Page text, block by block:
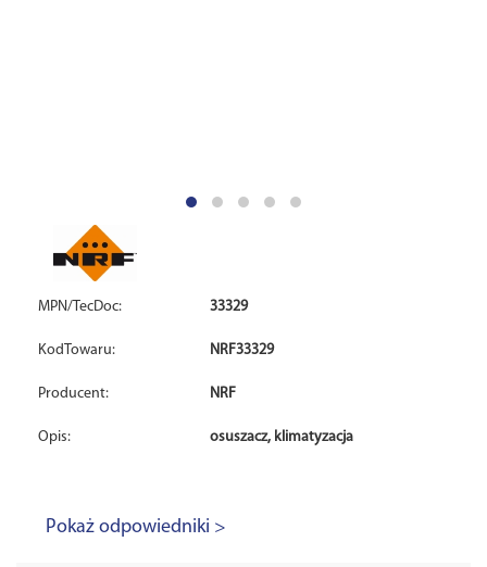
MPN/TecDoc: 33329
KodTowaru: NRF33329
Producent: NRF
Opis: osuszacz, klimatyzacja
Pokaż odpowiedniki >